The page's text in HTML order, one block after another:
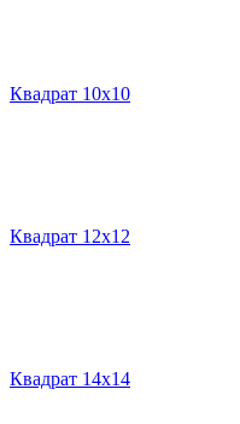
Квадрат 10х10
Квадрат 12х12
Квадрат 14х14